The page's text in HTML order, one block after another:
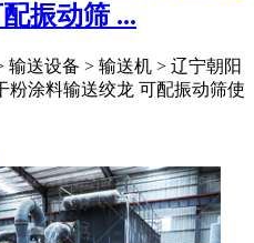
振动筛 ...
输送设备 > 输送机 > 辽宁朝阳
粉涂料输送绞龙 可配振动筛使